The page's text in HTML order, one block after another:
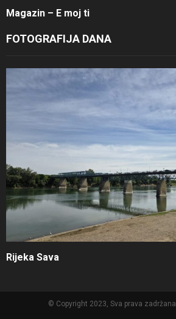
Magazin – E moj ti
FOTOGRAFIJA DANA
Rijeka Sava
© Copyright 2023, Sva prava zadržana